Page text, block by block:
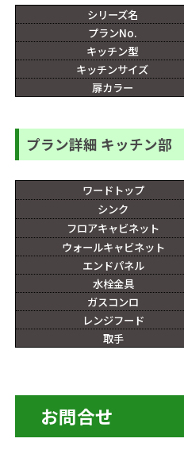
シリーズ名
プランNo.
キッチン型
キッチンサイズ
扉カラー
プラン詳細 キッチン部
ワードトップ
シンク
フロアキャビネット
ウォールキャビネット
エンドパネル
水栓金具
ガスコンロ
レンジフード
取手
お問合せ